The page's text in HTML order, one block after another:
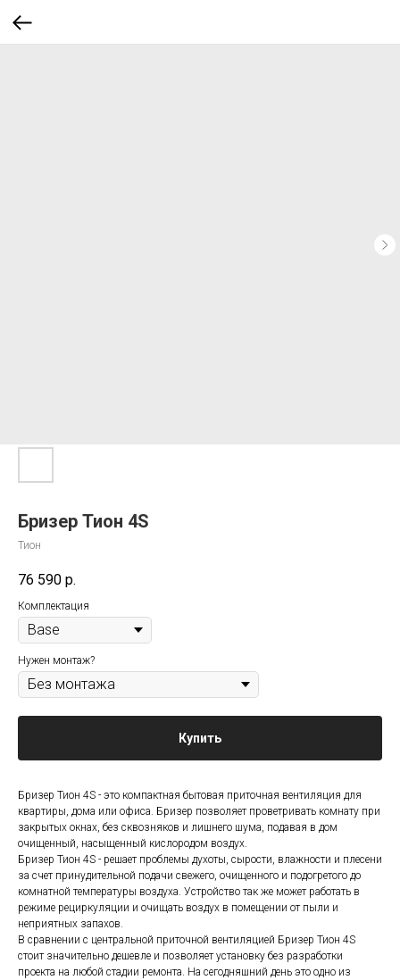
Бризер Тион 4S
Тион
76 590 р.
Комплектация
Нужен монтаж?
Купить
Бризер Тион 4S - это компактная бытовая приточная вентиляция для
квартиры, дома или офиса. Бризер позволяет проветривать комнату при
закрытых окнах, без сквозняков и лишнего шума, подавая в дом
очищенный, насыщенный кислородом воздух.
Бризер Тион 4S - решает проблемы духоты, сырости, влажности и плесени
за счет принудительной подачи свежего, очищенного и подогретого до
комнатной температуры воздуха. Устройство так же может работать в
режиме рециркуляции и очищать воздух в помещении от пыли и
неприятных запахов.
В сравнении с центральной приточной вентиляцией Бризер Тион 4S
стоит значительно дешевле и позволяет установку без разработки
проекта на любой стадии ремонта. На сегодняшний день это одно из